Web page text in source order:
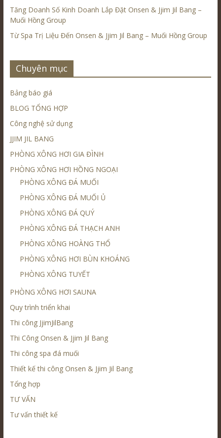
Tăng Doanh Số Kinh Doanh Lắp Đặt Onsen & Jjim Jil Bang –
Muối Hồng Group
Từ Spa Trị Liệu Đến Onsen & Jjim Jil Bang – Muối Hồng Group
Chuyên mục
Bảng báo giá
BLOG TỔNG HỢP
Công nghệ sử dụng
JJIM JIL BANG
PHÒNG XÔNG HƠI GIA ĐÌNH
PHÒNG XÔNG HƠI HỒNG NGOẠI
PHÒNG XÔNG ĐÁ MUỐI
PHÒNG XÔNG ĐÁ MUỐI Ủ
PHÒNG XÔNG ĐÁ QUÝ
PHÒNG XÔNG ĐÁ THẠCH ANH
PHÒNG XÔNG HOÀNG THỔ
PHÒNG XÔNG HƠI BÙN KHOÁNG
PHÒNG XÔNG TUYẾT
PHÒNG XÔNG HƠI SAUNA
Quy trình triển khai
Thi công JjimJilBang
Thi Công Onsen & Jjim Jil Bang
Thi công spa đá muối
Thiết kế thi công Onsen & Jjim Jil Bang
Tổng hợp
TƯ VẤN
Tư vấn thiết kế